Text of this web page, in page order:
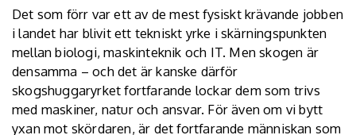
Det som förr var ett av de mest fysiskt krävande jobben
i landet har blivit ett tekniskt yrke i skärningspunkten
mellan biologi, maskinteknik och IT. Men skogen är
densamma – och det är kanske därför
skogshuggaryrket fortfarande lockar dem som trivs
med maskiner, natur och ansvar. För även om vi bytt
yxan mot skördaren, är det fortfarande människan som